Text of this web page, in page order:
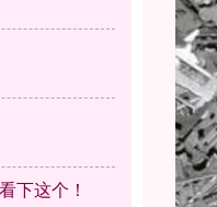
下这个！